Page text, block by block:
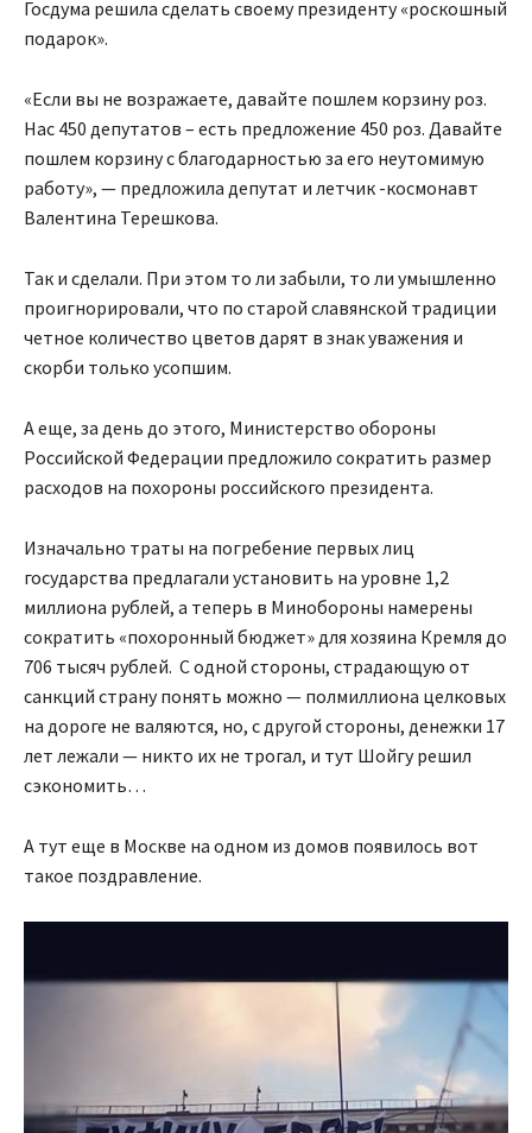
Госдума решила сделать своему президенту «роскошный
подарок».
«Если вы не возражаете, давайте пошлем корзину роз.
Нас 450 депутатов – есть предложение 450 роз. Давайте
пошлем корзину с благодарностью за его неутомимую
работу», — предложила депутат и летчик -космонавт
Валентина Терешкова.
Так и сделали. При этом то ли забыли, то ли умышленно
проигнорировали, что по старой славянской традиции
четное количество цветов дарят в знак уважения и
скорби только усопшим.
А еще, за день до этого, Министерство обороны
Российской Федерации предложило сократить размер
расходов на похороны российского президента.
Изначально траты на погребение первых лиц
государства предлагали установить на уровне 1,2
миллиона рублей, а теперь в Минобороны намерены
сократить «похоронный бюджет» для хозяина Кремля до
706 тысяч рублей. С одной стороны, страдающую от
санкций страну понять можно — полмиллиона целковых
на дороге не валяются, но, с другой стороны, денежки 17
лет лежали — никто их не трогал, и тут Шойгу решил
сэкономить…
А тут еще в Москве на одном из домов появилось вот
такое поздравление.